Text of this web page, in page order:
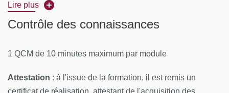
CONTENUS PÉDAGOGIQUES :
Hypofertilité masculine
Imagerie de la verge
Lire plus
Contrôle des connaissances
1 QCM de 10 minutes maximum par module
Attestation : à l'issue de la formation, il est remis un
certificat de réalisation, attestant de l'acquisition des